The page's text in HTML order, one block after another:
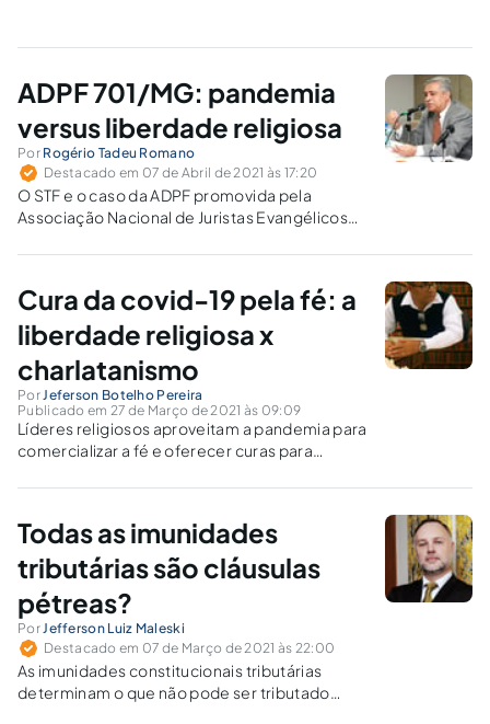
ADPF 701/MG: pandemia
versus liberdade religiosa
Por Rogério Tadeu Romano
Destacado em 07 de Abril de 2021 às 17:20
O STF e o caso da ADPF promovida pela
Associação Nacional de Juristas Evangélicos
20/03/2020, do Município de João
Cura da covid-19 pela fé: a
liberdade religiosa x
charlatanismo
Por Jeferson Botelho Pereira
Publicado em 27 de Março de 2021 às 09:09
Líderes religiosos aproveitam a pandemia para
comercializar a fé e oferecer curas para
econômica neoliberal.
Todas as imunidades
tributárias são cláusulas
pétreas?
Por Jefferson Luiz Maleski
Destacado em 07 de Março de 2021 às 22:00
As imunidades constitucionais tributárias
determinam o que não pode ser tributado